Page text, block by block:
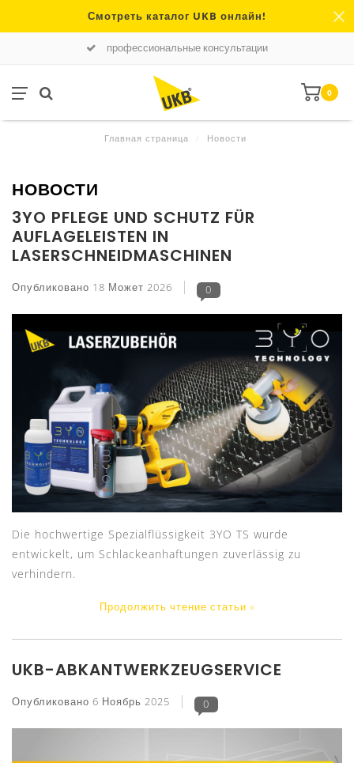
Смотреть каталог UKB онлайн!
профессиональные консультации
0
Главная страница Новости
НОВОСТИ
3YO PFLEGE UND SCHUTZ FÜR
AUFLAGELEISTEN IN
LASERSCHNEIDMASCHINEN
Опубликовано 18 Может 2026 0
Die hochwertige Spezialflüssigkeit 3YO TS wurde
entwickelt, um Schlackeanhaftungen zuverlässig zu
verhindern.
Продолжить чтение статьи »
UKB-ABKANTWERKZEUGSERVICE
Опубликовано 6 Ноябрь 2025 0